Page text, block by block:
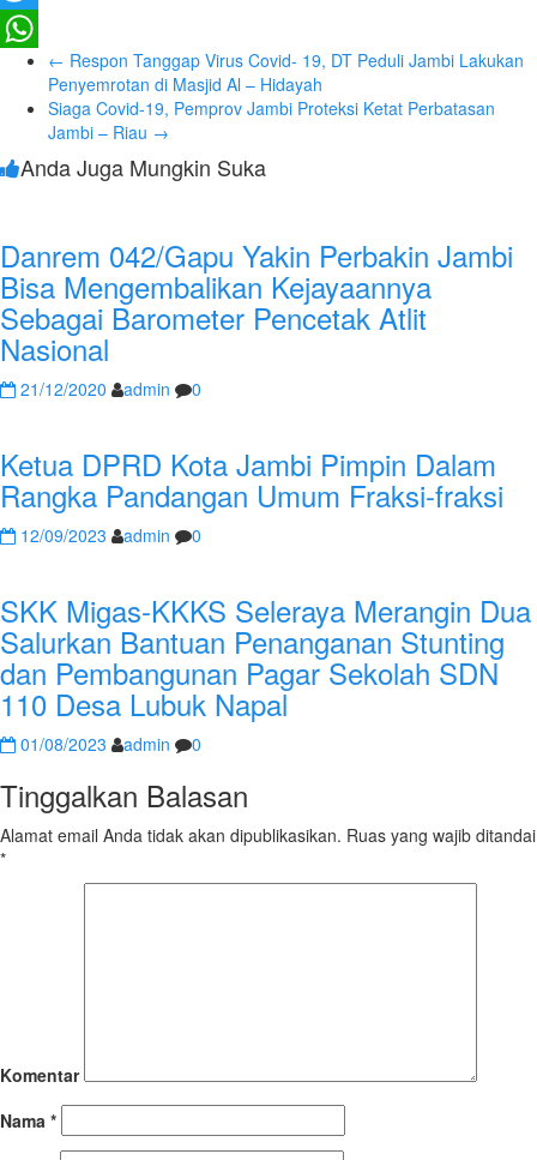
Twitter
WhatsApp
← Respon Tanggap Virus Covid- 19, DT Peduli Jambi Lakukan
Penyemrotan di Masjid Al – Hidayah
Siaga Covid-19, Pemprov Jambi Proteksi Ketat Perbatasan
Jambi – Riau →
Anda Juga Mungkin Suka
Danrem 042/Gapu Yakin Perbakin Jambi
Bisa Mengembalikan Kejayaannya
Sebagai Barometer Pencetak Atlit
Nasional
21/12/2020 admin 0
Ketua DPRD Kota Jambi Pimpin Dalam
Rangka Pandangan Umum Fraksi-fraksi
12/09/2023 admin 0
SKK Migas-KKKS Seleraya Merangin Dua
Salurkan Bantuan Penanganan Stunting
dan Pembangunan Pagar Sekolah SDN
110 Desa Lubuk Napal
01/08/2023 admin 0
Tinggalkan Balasan
Alamat email Anda tidak akan dipublikasikan. Ruas yang wajib ditandai
*
Komentar
Nama *